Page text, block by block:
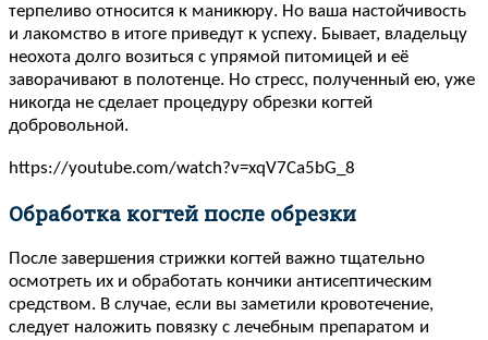
терпеливо относится к маникюру. Но ваша настойчивость
и лакомство в итоге приведут к успеху. Бывает, владельцу
неохота долго возиться с упрямой питомицей и её
заворачивают в полотенце. Но стресс, полученный ею, уже
никогда не сделает процедуру обрезки когтей
добровольной.
https://youtube.com/watch?v=xqV7Ca5bG_8
Обработка когтей после обрезки
После завершения стрижки когтей важно тщательно
осмотреть их и обработать кончики антисептическим
средством. В случае, если вы заметили кровотечение,
следует наложить повязку с лечебным препаратом и